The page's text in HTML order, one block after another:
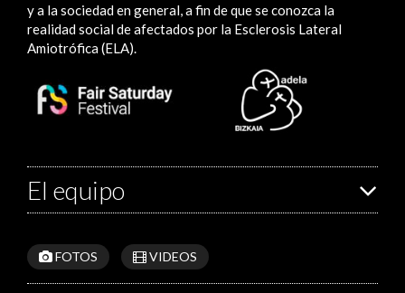
y a la sociedad en general, a fin de que se conozca la
realidad social de afectados por la Esclerosis Lateral
Amiotrófica (ELA).
El equipo
FOTOS VIDEOS